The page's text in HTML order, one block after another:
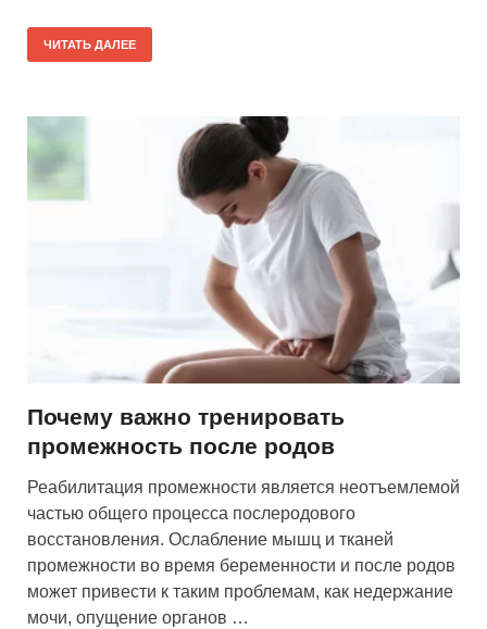
ЧИТАТЬ ДАЛЕЕ
Почему важно тренировать
промежность после родов
Реабилитация промежности является неотъемлемой
частью общего процесса послеродового
восстановления. Ослабление мышц и тканей
промежности во время беременности и после родов
может привести к таким проблемам, как недержание
мочи, опущение органов …